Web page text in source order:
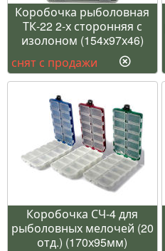
Коробочка рыболовная
ТК-22 2-х сторонняя с
изолоном (154х97х46)
снят с продажи
Коробочка СЧ-4 для
рыболовных мелочей (20
отд.) (170х95мм)